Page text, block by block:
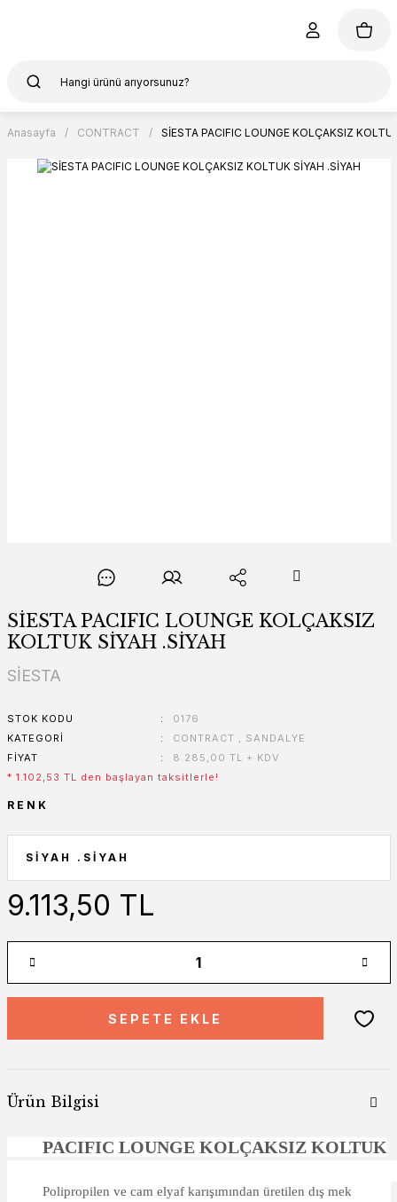
Anasayfa CONTRACT SİESTA PACIFIC LOUNGE KOLÇAKSIZ
SİESTA PACIFIC LOUNGE KOLÇAKSIZ
KOLTUK SİYAH .SİYAH
SİESTA
STOK KODU
0176
KATEGORI
CONTRACT , SANDALYE
FIYAT
8.285,00 TL + KDV
* 1.102,53 TL den başlayan taksitlerle!
RENK
9.113,50 TL
SEPETE EKLE
Ürün Bilgisi
PACIFIC LOUNGE KOLÇAKSIZ KOLTUK
Polipropilen ve cam elyaf karışımından üretilen dış mek